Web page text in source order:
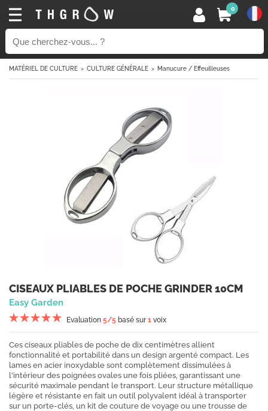
0
MATÉRIEL DE CULTURE CULTURE GÉNÉRALE Manucure / Effeuilleuses
CISEAUX PLIABLES DE POCHE GRINDER 10CM
Easy Garden
Evaluation 5/5 basé sur1 voix
Ces ciseaux pliables de poche de dix centimètres allient
fonctionnalité et portabilité dans un design argenté compact. Les
lames en acier inoxydable sont complètement dissimulées à
l'intérieur des poignées ovales une fois pliées, garantissant une
sécurité maximale pendant le transport. Leur structure métallique
légère et résistante en fait un outil polyvalent idéal à transporter
sur un porte-clés, un kit de couture de voyage ou une trousse de